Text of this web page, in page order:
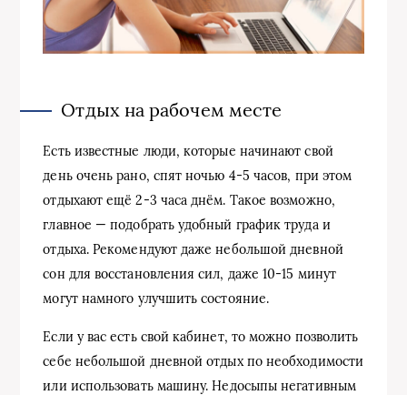
Отдых на рабочем месте
Есть известные люди, которые начинают свой
день очень рано, спят ночью 4-5 часов, при этом
отдыхают ещё 2-3 часа днём. Такое возможно,
главное — подобрать удобный график труда и
отдыха. Рекомендуют даже небольшой дневной
сон для восстановления сил, даже 10-15 минут
могут намного улучшить состояние.
Если у вас есть свой кабинет, то можно позволить
себе небольшой дневной отдых по необходимости
или использовать машину. Недосыпы негативным